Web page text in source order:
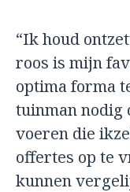
“Ik houd
roos is mijn
optima forma
tuinman nodig
voeren die
offertes op te
kunnen